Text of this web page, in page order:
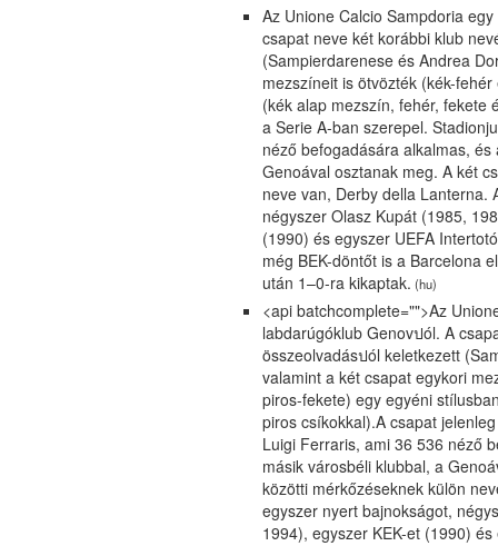
Az Unione Calcio Sampdoria
csapat neve két korábbi klub
(Sampierdarenese és Andrea
mezszíneit is ötvözték (kék-
(kék alap mezszín, fehér, fekete
a Serie A-ban szerepel.
néző befogadására alkalmas,
Genoával osztanak meg. A két
neve van, Derby della Lanterna.
négyszer Olasz Kupát (1985,
(1990) és egyszer UEFA
még BEK-döntőt is a Barcelona
után 1–0-ra kikaptak. (hu)
<api batchcomplete="">Az
labdarúgóklub Genovปól. A
összeolvadásปól keletkezett
valamint a két csapat egykori
piros-fekete) egy egyéni
piros csíkokkal).A csapat
Luigi Ferraris, ami 36 536 néző
másik városbéli klubbal, a
közötti mérkőzéseknek külön
egyszer nyert bajnokságot,
1994), egyszer KEK-et (1990)